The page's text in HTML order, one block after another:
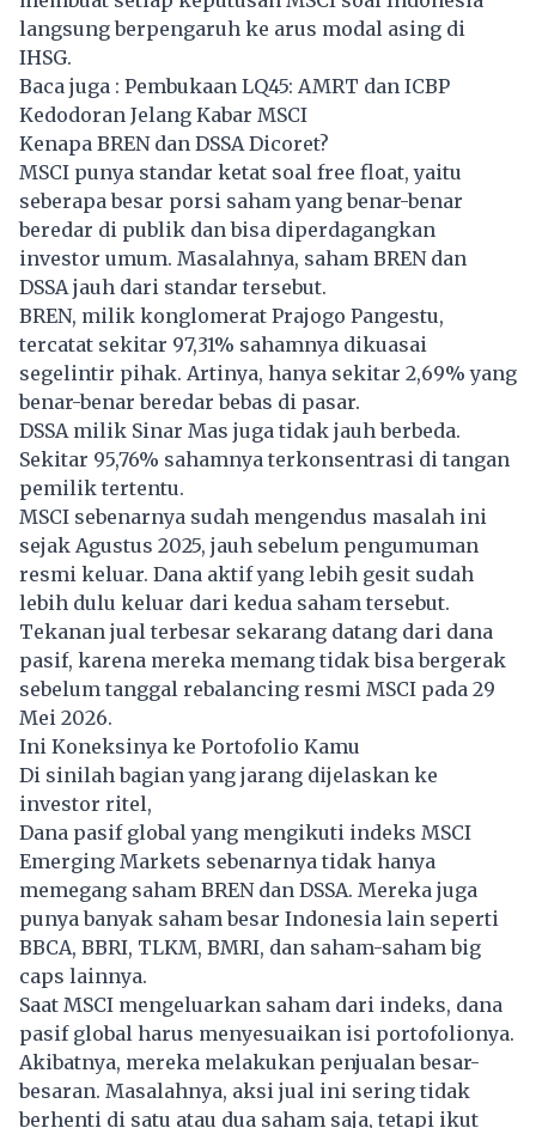
langsung berpengaruh ke arus modal asing di
IHSG.
Baca juga : Pembukaan LQ45: AMRT dan ICBP
Kedodoran Jelang Kabar MSCI
Kenapa BREN dan DSSA Dicoret?
MSCI punya standar ketat soal free float, yaitu
seberapa besar porsi saham yang benar-benar
beredar di publik dan bisa diperdagangkan
investor umum. Masalahnya, saham BREN dan
DSSA jauh dari standar tersebut.
BREN, milik konglomerat Prajogo Pangestu,
tercatat sekitar 97,31% sahamnya dikuasai
segelintir pihak. Artinya, hanya sekitar 2,69% yang
benar-benar beredar bebas di pasar.
DSSA milik Sinar Mas juga tidak jauh berbeda.
Sekitar 95,76% sahamnya terkonsentrasi di tangan
pemilik tertentu.
MSCI sebenarnya sudah mengendus masalah ini
sejak Agustus 2025, jauh sebelum pengumuman
resmi keluar. Dana aktif yang lebih gesit sudah
lebih dulu keluar dari kedua saham tersebut.
Tekanan jual terbesar sekarang datang dari dana
pasif, karena mereka memang tidak bisa bergerak
sebelum tanggal rebalancing resmi MSCI pada 29
Mei 2026.
Ini Koneksinya ke Portofolio Kamu
Di sinilah bagian yang jarang dijelaskan ke
investor ritel,
Dana pasif global yang mengikuti indeks MSCI
Emerging Markets sebenarnya tidak hanya
memegang saham BREN dan DSSA. Mereka juga
punya banyak saham besar Indonesia lain seperti
BBCA, BBRI, TLKM, BMRI, dan saham-saham big
caps lainnya.
Saat MSCI mengeluarkan saham dari indeks, dana
pasif global harus menyesuaikan isi portofolionya.
Akibatnya, mereka melakukan penjualan besar-
besaran. Masalahnya, aksi jual ini sering tidak
berhenti di satu atau dua saham saja, tetapi ikut